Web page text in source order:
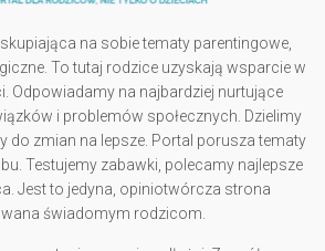
na sobie tematy parentingowe,
To tutaj rodzice uzyskają wsparcie w
Odpowiadamy na najbardziej nurtujące
i problemów społecznych. Dzielimy
do zmian na lepsze. Portal porusza tematy
Testujemy zabawki, polecamy najlepsze
Jest to jedyna, opiniotwórcza strona
świadomym rodzicom.